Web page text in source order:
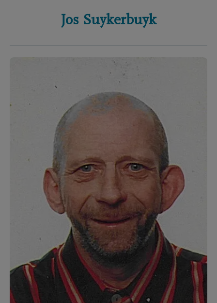
Jos Suykerbuyk